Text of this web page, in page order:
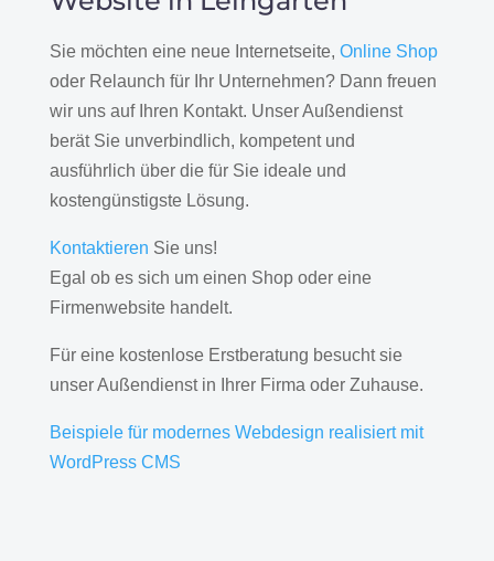
Sie möchten eine neue Internetseite, Online Shop
oder Relaunch für Ihr Unternehmen? Dann freuen
wir uns auf Ihren Kontakt. Unser Außendienst
berät Sie unverbindlich, kompetent und
ausführlich über die für Sie ideale und
kostengünstigste Lösung.
Kontaktieren Sie uns!
Egal ob es sich um einen Shop oder eine
Firmenwebsite handelt.
Für eine kostenlose Erstberatung besucht sie
unser Außendienst in Ihrer Firma oder Zuhause.
Beispiele für modernes Webdesign realisiert mit
WordPress CMS